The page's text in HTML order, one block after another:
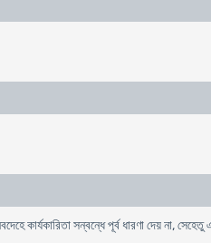
কার্যকারিতা সন্বন্ধে পূর্ব ধারণা দেয় না, সেহেতু